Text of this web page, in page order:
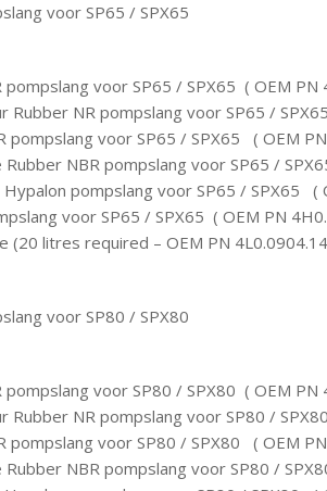
voor SP65 / SPX65
pompslang voor SP65 / SPX65 ( OEM PN
Rubber NR pompslang voor SP65 /
pompslang voor SP65 / SPX65 ( OEM
NBR pompslang voor SP65 /
Hypalon pompslang voor SP65 / SPX65
voor SP65 / SPX65 ( OEM PN
(20 litres required – OEM PN
voor SP80 / SPX80
pompslang voor SP80 / SPX80 ( OEM PN
Rubber NR pompslang voor SP80 /
pompslang voor SP80 / SPX80 ( OEM
NBR pompslang voor SP80 /